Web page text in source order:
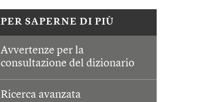
PER SAPERNE DI PIÙ
Avvertenze per la
consultazione del dizionario
Ricerca avanzata